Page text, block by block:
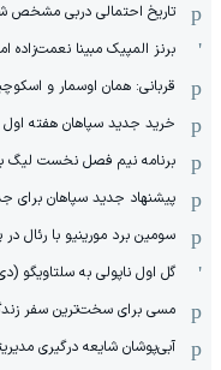
تاریخ احتمالی دربی مشخص
برنز المپیک مبینا نعمت‌زاده
قربانی: همان اوسمار و
خرید جدید سپاهان هفته اول
برنامه نیم فصل نخست لیگ
پیشنهاد جدید سپاهان برای
سومین برد مورینیو با رئال
گل اول ناپولی به سلتاویگو
مسی برای سخت‌ترین سفر
آبی‌پوشان شایعه درگیری